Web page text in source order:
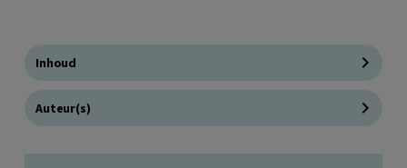
Inhoud
Auteur(s)